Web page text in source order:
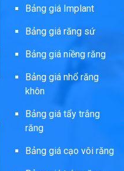
Bảng giá Implant
Bảng giá răng sứ
Bảng giá niềng răng
Bảng giá nhổ răng
khôn
Bảng giá tẩy trắng
răng
Bảng giá cạo vôi răng